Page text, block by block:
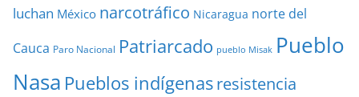
luchan México narcotráfico Nicaragua norte del
Cauca Paro Nacional Patriarcado pueblo Misak Pueblo
Nasa Pueblos indígenasresistencia